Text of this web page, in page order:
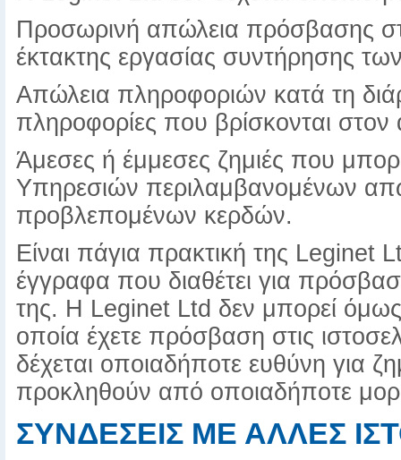
Προσωρινή απώλεια πρόσβασης
έκτακτης εργασίας συντήρησης
Απώλεια πληροφοριών κατά τη
πληροφορίες που βρίσκονται
Άμεσες ή έμμεσες ζημιές που
Υπηρεσιών περιλαμβανομένων
προβλεπομένων κερδών.
Είναι πάγια πρακτική της Leginet
έγγραφα που διαθέτει για
της. Η Leginet Ltd δεν μπορεί όμως
οποία έχετε πρόσβαση στις
δέχεται οποιαδήποτε ευθύνη για
προκληθούν από οποιαδήποτε
ΣΥΝΔΕΣΕΙΣ ΜΕ ΑΛΛΕΣ